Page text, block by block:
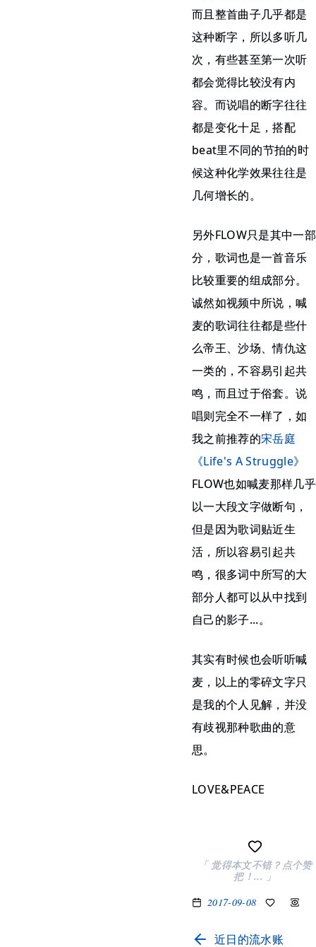
而且整首曲子几乎都是
这种断字，所以多听几
次，有些甚至第一次听
都会觉得比较没有内
容。而说唱的断字往往
都是变化十足，搭配
beat里不同的节拍的时
候这种化学效果往往是
几何增长的。
另外FLOW只是其中一部
分，歌词也是一首音乐
比较重要的组成部分。
诚然如视频中所说，喊
麦的歌词往往都是些什
么帝王、沙场、情仇这
一类的，不容易引起共
鸣，而且过于俗套。说
唱则完全不一样了，如
我之前推荐的宋岳庭
《Life's A Struggle》
FLOW也如喊麦那样几乎
以一大段文字做断句，
但是因为歌词贴近生
活，所以容易引起共
鸣，很多词中所写的大
部分人都可以从中找到
自己的影子...。
其实有时候也会听听喊
麦，以上的零碎文字只
是我的个人见解，并没
有歧视那种歌曲的意
思。
LOVE&PEACE
「 觉得本文不错？点个赞
把！... 」
2017-09-08
近日的流水账